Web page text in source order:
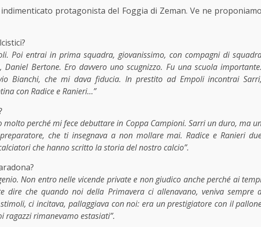
protagonista del Foggia di Zeman. Ve ne proponiamo
Poi entrai in prima squadra, giovanissimo, con compagni di
Bertone. Ero davvero uno scugnizzo. Fu una scuola importante.
Bianchi, che mi dava fiducia. In prestito ad Empoli incontrai Sarri,
con Radice e Ranieri…”
perché mi fece debuttare in Coppa Campioni. Sarri un duro, ma
che ti insegnava a non mollare mai. Radice e Ranieri
che hanno scritto la storia del nostro calcio”.
Non entro nelle vicende private e non giudico anche perché ai
dire che quando noi della Primavera ci allenavano, veniva sempre
ci incitava, pallaggiava con noi: era un prestigiatore con il
ragazzi rimanevamo estasiati”.